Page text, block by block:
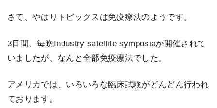
さて、やはりトピックスは免疫療法のようです。
3日間、毎晩Industry satellite symposiaが開催されて
いましたが、なんと全部免疫療法でした。
アメリカでは、いろいろな臨床試験がどんどん行われ
ております。